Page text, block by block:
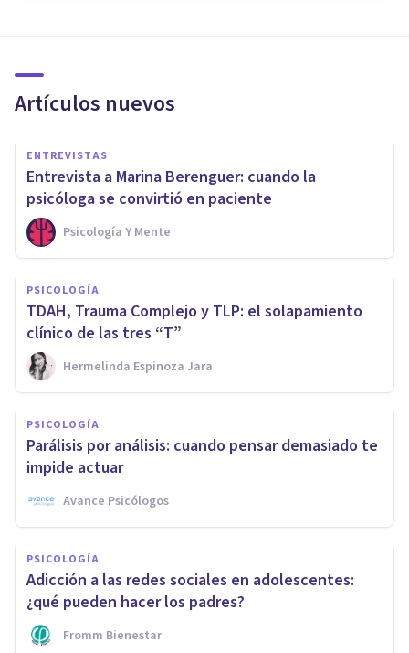
Artículos nuevos
ENTREVISTAS
Entrevista a Marina Berenguer: cuando la
psicóloga se convirtió en paciente
Psicología Y Mente
PSICOLOGÍA
TDAH, Trauma Complejo y TLP: el solapamiento
clínico de las tres “T”
Hermelinda Espinoza Jara
PSICOLOGÍA
Parálisis por análisis: cuando pensar demasiado te
impide actuar
Avance Psicólogos
PSICOLOGÍA
Adicción a las redes sociales en adolescentes:
¿qué pueden hacer los padres?
Fromm Bienestar